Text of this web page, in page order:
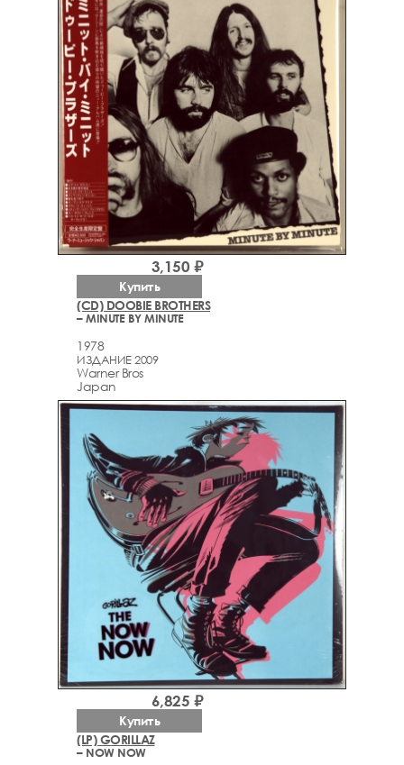
(CD) DOOBIE BROTHERS
– MINUTE BY MINUTE
1978
ИЗДАНИЕ 2009
Warner Bros
Japan
3,150 ₽
Купить
(LP) GORILLAZ
– NOW NOW
6,825 ₽
Купить